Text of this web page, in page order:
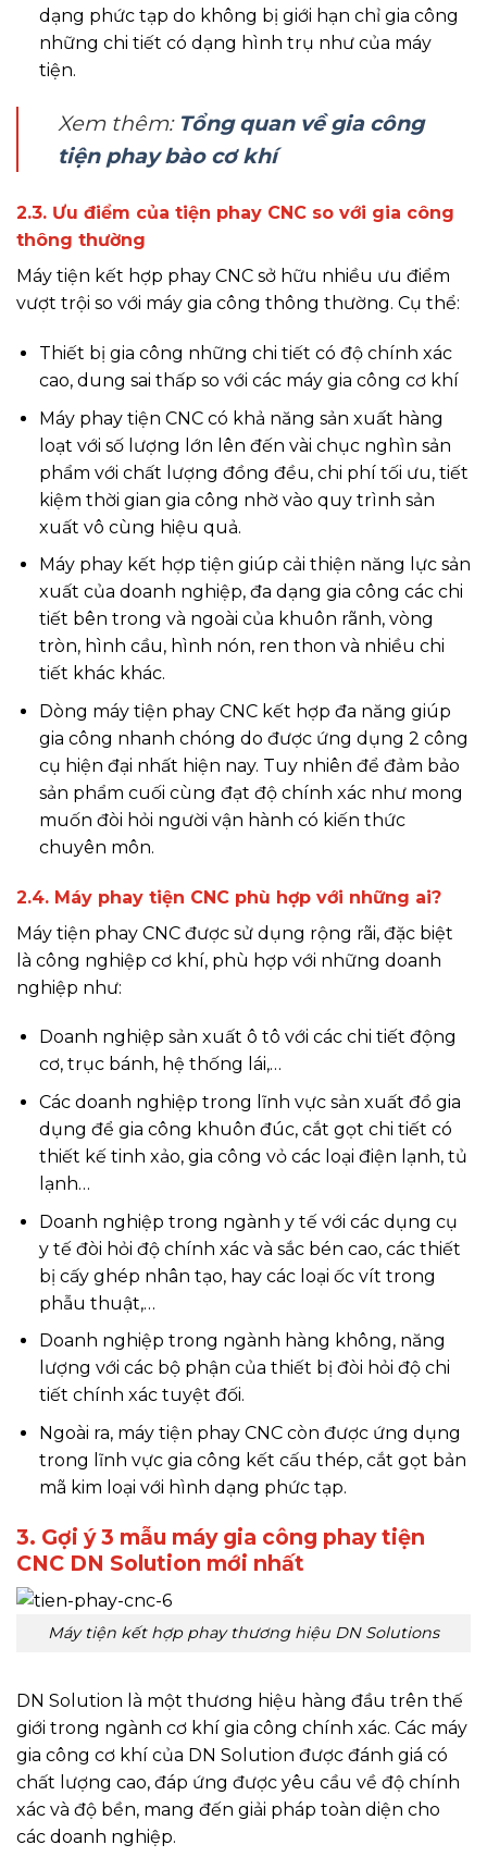
dạng phức tạp do không bị giới hạn chỉ gia công
những chi tiết có dạng hình trụ như của máy
tiện.
Xem thêm: Tổng quan về gia công
tiện phay bào cơ khí
2.3. Ưu điểm của tiện phay CNC so với gia công
thông thường
Máy tiện kết hợp phay CNC sở hữu nhiều ưu điểm
vượt trội so với máy gia công thông thường. Cụ thể:
Thiết bị gia công những chi tiết có độ chính xác
cao, dung sai thấp so với các máy gia công cơ khí
Máy phay tiện CNC có khả năng sản xuất hàng
loạt với số lượng lớn lên đến vài chục nghìn sản
phẩm với chất lượng đồng đều, chi phí tối ưu, tiết
kiệm thời gian gia công nhờ vào quy trình sản
xuất vô cùng hiệu quả.
Máy phay kết hợp tiện giúp cải thiện năng lực sản
xuất của doanh nghiệp, đa dạng gia công các chi
tiết bên trong và ngoài của khuôn rãnh, vòng
tròn, hình cầu, hình nón, ren thon và nhiều chi
tiết khác khác.
Dòng máy tiện phay CNC kết hợp đa năng giúp
gia công nhanh chóng do được ứng dụng 2 công
cụ hiện đại nhất hiện nay. Tuy nhiên để đảm bảo
sản phẩm cuối cùng đạt độ chính xác như mong
muốn đòi hỏi người vận hành có kiến thức
chuyên môn.
2.4. Máy phay tiện CNC phù hợp với những ai?
Máy tiện phay CNC được sử dụng rộng rãi, đặc biệt
là công nghiệp cơ khí, phù hợp với những doanh
nghiệp như:
Doanh nghiệp sản xuất ô tô với các chi tiết động
cơ, trục bánh, hệ thống lái,…
Các doanh nghiệp trong lĩnh vực sản xuất đồ gia
dụng để gia công khuôn đúc, cắt gọt chi tiết có
thiết kế tinh xảo, gia công vỏ các loại điện lạnh, tủ
lạnh…
Doanh nghiệp trong ngành y tế với các dụng cụ
y tế đòi hỏi độ chính xác và sắc bén cao, các thiết
bị cấy ghép nhân tạo, hay các loại ốc vít trong
phẫu thuật,…
Doanh nghiệp trong ngành hàng không, năng
lượng với các bộ phận của thiết bị đòi hỏi độ chi
tiết chính xác tuyệt đối.
Ngoài ra, máy tiện phay CNC còn được ứng dụng
trong lĩnh vực gia công kết cấu thép, cắt gọt bản
mã kim loại với hình dạng phức tạp.
3. Gợi ý 3 mẫu máy gia công phay tiện
CNC DN Solution mới nhất
Máy tiện kết hợp phay thương hiệu DN Solutions
DN Solution là một thương hiệu hàng đầu trên thế
giới trong ngành cơ khí gia công chính xác. Các máy
gia công cơ khí của DN Solution được đánh giá có
chất lượng cao, đáp ứng được yêu cầu về độ chính
xác và độ bền, mang đến giải pháp toàn diện cho
các doanh nghiệp.